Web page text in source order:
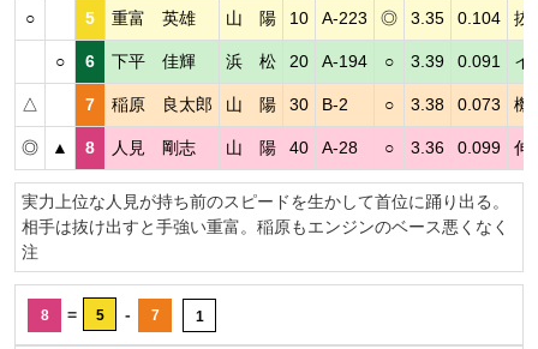
○ 5 重富 英雄 山 陽 10 A-223 ◎ 3.35 0.104 抜
○ 6 下平 佳輝 浜 松 20 A-194 ○ 3.39 0.091 イ
△ 7 稲原 良太郎 山 陽 30 B-2 ○ 3.38 0.073 機
◎ ▲ 8 人見 剛志 山 陽 40 A-28 ○ 3.36 0.099 伸
実力上位な人見が持ち前のスピードを生かして首位に踊り出る。
相手は抜け出すと手強い重富。稲原もエンジンのベース悪くなく
注
8 = 5 - 7 1